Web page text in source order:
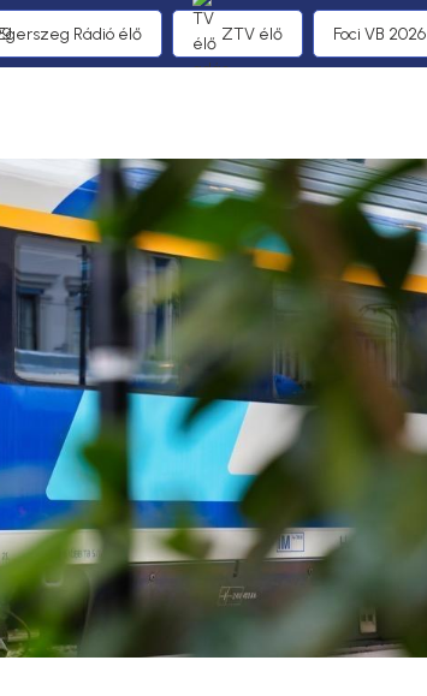
Rádió élő ZTV élő Foci VB 2026